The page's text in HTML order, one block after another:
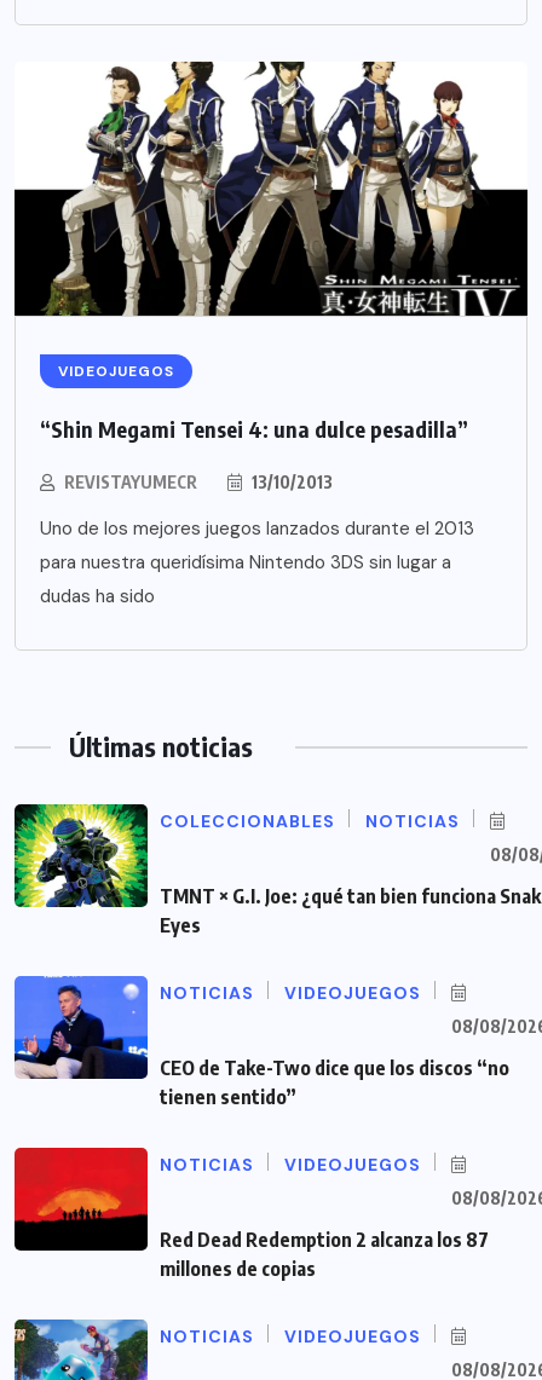
VIDEOJUEGOS
“Shin Megami Tensei 4: una dulce pesadilla”
REVISTAYUMECR 13/10/2013
Uno de los mejores juegos lanzados durante el 2013
para nuestra queridísima Nintendo 3DS sin lugar a
dudas ha sido
Últimas noticias
COLECCIONABLES NOTICIAS
08/
TMNT × G.I. Joe: ¿qué tan bien funciona
Eyes
NOTICIAS VIDEOJUEGOS
08/08/
CEO de Take-Two dice que los discos “no
tienen sentido”
NOTICIAS VIDEOJUEGOS
08/08/
Red Dead Redemption 2 alcanza los 87
millones de copias
NOTICIAS VIDEOJUEGOS
08/08/